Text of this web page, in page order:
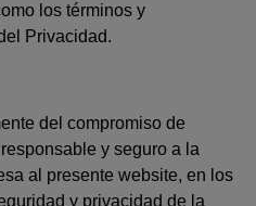
los términos y
Privacidad.
del compromiso de
y seguro a la
al presente website, en los
y privacidad de la